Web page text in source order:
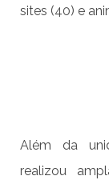
sites (40) e
Além da
realizou